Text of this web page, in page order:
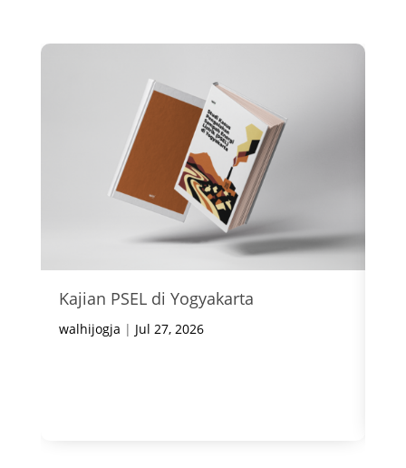
Kajian PSEL di Yogyakarta
walhijogja | Jul 27, 2026